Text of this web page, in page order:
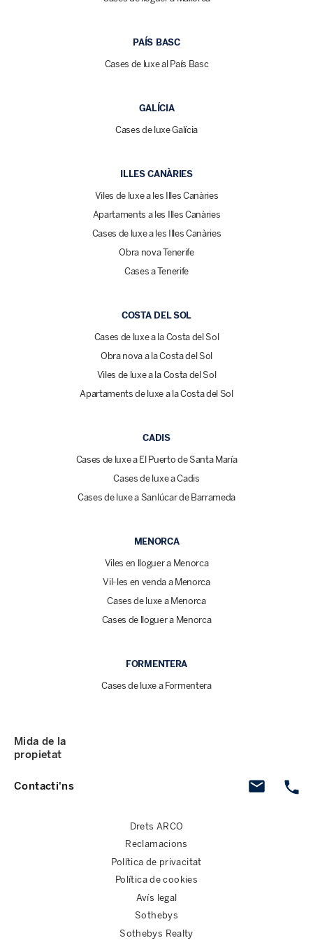
PAÍS BASC
Cases de luxe al País Basc
GALÍCIA
Cases de luxe Galícia
ILLES CANÀRIES
Viles de luxe a les Illes Canàries
Apartaments a les Illes Canàries
Cases de luxe a les Illes Canàries
Obra nova Tenerife
Cases a Tenerife
COSTA DEL SOL
Cases de luxe a la Costa del Sol
Obra nova a la Costa del Sol
Viles de luxe a la Costa del Sol
Apartaments de luxe a la Costa del Sol
CADIS
Cases de luxe a El Puerto de Santa María
Cases de luxe a Cadis
Cases de luxe a Sanlúcar de Barrameda
MENORCA
Viles en lloguer a Menorca
Vil·les en venda a Menorca
Cases de luxe a Menorca
Cases de lloguer a Menorca
FORMENTERA
Cases de luxe a Formentera
Contacti'ns
Mida de la
propietat
Drets ARCO
Reclamacions
Política de privacitat
Política de cookies
Avís legal
Sothebys
Sothebys Realty